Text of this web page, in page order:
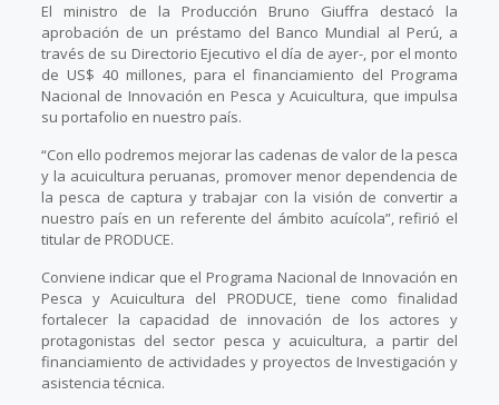
El ministro de la Producción Bruno Giuffra destacó la
aprobación de un préstamo del Banco Mundial al Perú, a
través de su Directorio Ejecutivo el día de ayer-, por el monto
de US$ 40 millones, para el financiamiento del Programa
Nacional de Innovación en Pesca y Acuicultura, que impulsa
su portafolio en nuestro país.
“Con ello podremos mejorar las cadenas de valor de la pesca
y la acuicultura peruanas, promover menor dependencia de
la pesca de captura y trabajar con la visión de convertir a
nuestro país en un referente del ámbito acuícola”, refirió el
titular de PRODUCE.
Conviene indicar que el Programa Nacional de Innovación en
Pesca y Acuicultura del PRODUCE, tiene como finalidad
fortalecer la capacidad de innovación de los actores y
protagonistas del sector pesca y acuicultura, a partir del
financiamiento de actividades y proyectos de Investigación y
asistencia técnica.